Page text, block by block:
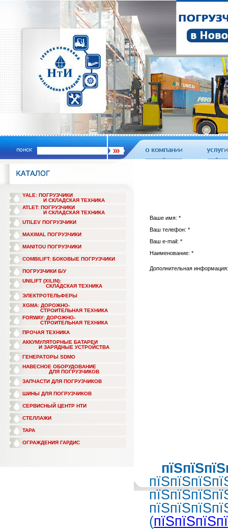
YALE: ПОГРУЗЧИКИ
И СКЛАДСКАЯ ТЕХНИКА
ATLET: ПОГРУЗЧИКИ
И СКЛАДСКАЯ ТЕХНИКА
UTILEV ПОГРУЗЧИКИ
MAXIMAL ПОГРУЗЧИКИ
MANITOU ПОГРУЗЧИКИ
COMBILIFT: БОКОВЫЕ ПОГРУЗЧИКИ
ПОГРУЗЧИКИ Б/У
UNILIFT (XILIN):
СКЛАДСКАЯ ТЕХНИКА
ЭЛЕКТРОТЕЛЬФЕРЫ
XGMA: ДОРОЖНО-
СТРОИТЕЛЬНАЯ ТЕХНИКА
FORWAY: ДОРОЖНО-
СТРОИТЕЛЬНАЯ ТЕХНИКА
ПРОЧАЯ ТЕХНИКА
АККУМУЛЯТОРНЫЕ БАТАРЕИ
И ЗАРЯДНЫЕ УСТРОЙСТВА
ГЕНЕРАТОРЫ SDMO
НАВЕСНОЕ ОБОРУДОВАНИЕ
ДЛЯ ПОГРУЗЧИКОВ
ЗАПЧАСТИ ДЛЯ ПОГРУЗЧИКОВ
ШИНЫ ДЛЯ ПОГРУЗЧИКОВ
СЕРВИСНЫЙ ЦЕНТР НТИ
СТЕЛЛАЖИ
ТАРА
ОГРАЖДЕНИЯ ГАРДИС
Ваше имя: *
Ваш телефон: *
Ваш e-mail: *
Наименование: *
Дополнительная
(